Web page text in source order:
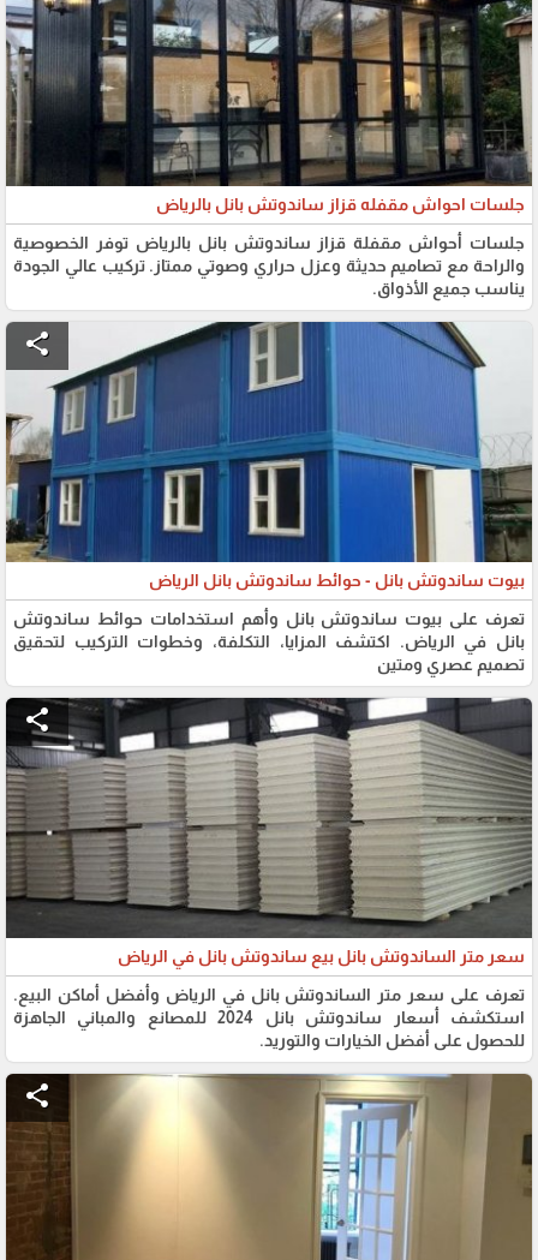
جلسات احواش مقفله قزاز ساندوتش بانل بالرياض
جلسات أحواش مقفلة قزاز ساندوتش بانل بالرياض توفر الخصوصية
والراحة مع تصاميم حديثة وعزل حراري وصوتي ممتاز. تركيب عالي الجودة
يناسب جميع الأذواق.
share
بيوت ساندوتش بانل - حوائط ساندوتش بانل الرياض
تعرف على بيوت ساندوتش بانل وأهم استخدامات حوائط ساندوتش
بانل في الرياض. اكتشف المزايا، التكلفة، وخطوات التركيب لتحقيق
تصميم عصري ومتين
share
سعر متر الساندوتش بانل بيع ساندوتش بانل في الرياض
تعرف على سعر متر الساندوتش بانل في الرياض وأفضل أماكن البيع.
استكشف أسعار ساندوتش بانل 2024 للمصانع والمباني الجاهزة
للحصول على أفضل الخيارات والتوريد.
share